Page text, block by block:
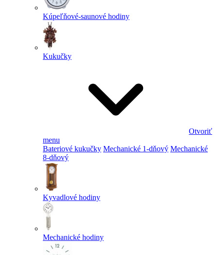
Kúpeľňové-saunové hodiny
Kukučky
Otvoriť
menu
Bateriové kukučky Mechanické 1-dňový Mechanické
8-dňový
Kyvadlové hodiny
Mechanické hodiny